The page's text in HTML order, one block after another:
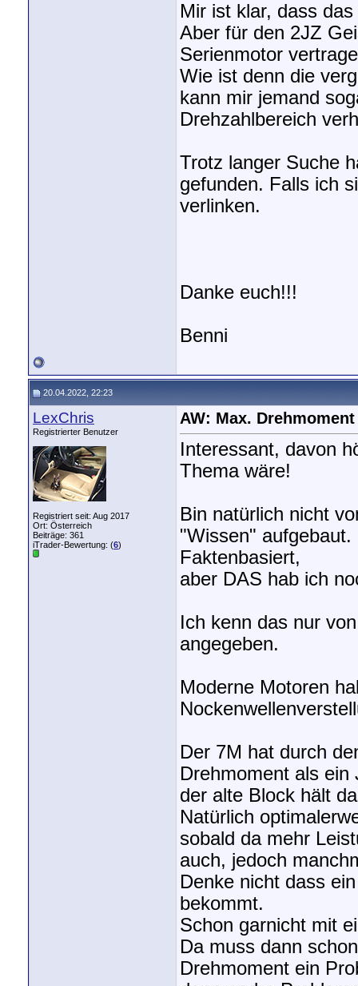
Mir ist klar, dass
Aber für den 2JZ
Serienmotor
Wie ist denn die
kann mir jemand
Drehzahlbereich
Trotz langer Suche
gefunden. Falls ich
verlinken.
Danke euch!!!
Benni
20.04.2022, 22:23
LexChris
Registrierter Benutzer
Registriert seit: Aug 2017
Ort: Österreich
Beiträge: 361
iTrader-Bewertung: (6)
AW: Max.
Interessant, davon
Thema wäre!
Bin natürlich nicht
"Wissen"
Faktenbasiert,
aber DAS hab ich
Ich kenn das nur
angegeben.
Moderne Motoren
Der 7M hat durch
Drehmoment als
der alte Block hält
Natürlich
sobald da mehr
auch, jedoch
Denke nicht dass
bekommt.
Schon garnicht mit
Da muss dann
Drehmoment ein